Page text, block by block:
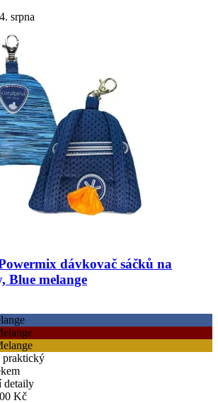
srpna
dávkovač sáčků na
Blue melange
praktický
detaily
Kč